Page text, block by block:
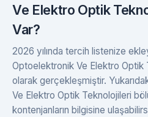
Ve Elektro Optik
Var?
2026 yılında tercih listenize
Optoelektronik Ve Elektro Optik
olarak gerçekleşmiştir.
Ve Elektro Optik Teknolojileri
kontenjanların bilgisine